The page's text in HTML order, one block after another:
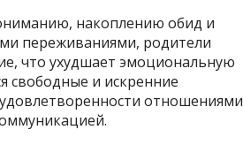
накоплению обид и
переживаниями, родители
что ухудшает эмоциональную
свободные и искренние
отношениями